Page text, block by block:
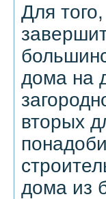
Для
дома на
вторых
дома из